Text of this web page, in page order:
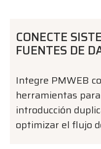
CONECTE
FUENTES DE
Integre PMWEB
herramientas
introducción
optimizar el flujo